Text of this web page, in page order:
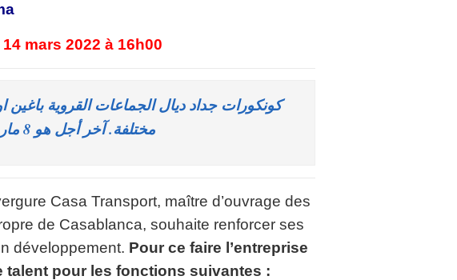
mars 2022 à 16h00
كونكورات جداد ديال الجماعات القروية
مختلفة. آخر أجل هو 8 مارس 2022
Casa Transport, maître d’ouvrage des
de Casablanca, souhaite renforcer ses
développement. Pour ce faire l’entreprise
talent pour les fonctions suivantes :